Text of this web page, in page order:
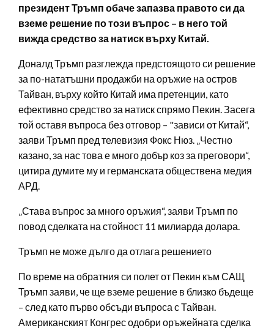
президент Тръмп обаче запазва правото си да
вземе решение по този въпрос – в него той
вижда средство за натиск върху Китай.
Доналд Тръмп разглежда предстоящото си решение
за по-нататъшни продажби на оръжие на остров
Тайван, върху който Китай има претенции, като
ефективно средство за натиск спрямо Пекин. Засега
той оставя въпроса без отговор – "зависи от Китай“,
заяви Тръмп пред телевизия Фокс Нюз. „Честно
казано, за нас това е много добър коз за преговори“,
цитира думите му и германската обществена медия
АРД.
„Става въпрос за много оръжия“, заяви Тръмп по
повод сделката на стойност 11 милиарда долара.
Тръмп не може дълго да отлага решението
По време на обратния си полет от Пекин към САЩ
Тръмп заяви, че ще вземе решение в близко бъдеще
– след като първо обсъди въпроса с Тайван.
Американският Конгрес одобри оръжейната сделка